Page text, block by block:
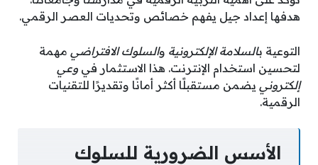
هدفها إعداد جيل يفهم خصائص وتحديات العصر الرقمي.
التوعية بالسلامة الإلكترونية والسلوك الافتراضي مهمة
لتحسين استخدام الإنترنت. هذا الاستثمار في وعي
إلكتروني يضمن مستقبلًا أكثر أمانًا وتقديرًا للتقنيات
الرقمية.
الأسس الضرورية للسلوك